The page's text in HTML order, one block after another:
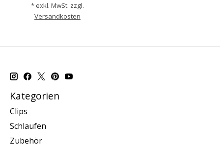
* exkl. MwSt. zzgl.
Versandkosten
Kategorien
Clips
Schlaufen
Zubehör